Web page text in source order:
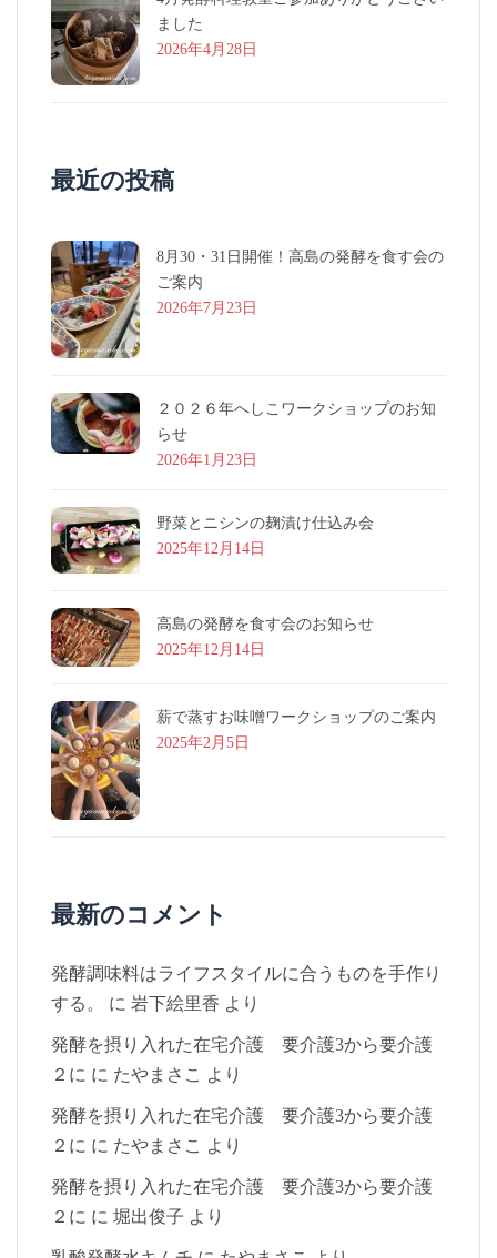
ました
2026年4月28日
最近の投稿
8月30・31日開催！高島の発酵を食す会の
ご案内
2026年7月23日
２０２６年へしこワークショップのお知
らせ
2026年1月23日
野菜とニシンの麹漬け仕込み会
2025年12月14日
高島の発酵を食す会のお知らせ
2025年12月14日
薪で蒸すお味噌ワークショップのご案内
2025年2月5日
最新のコメント
発酵調味料はライフスタイルに合うものを手作り
する。
に 岩下絵里香 より
発酵を摂り入れた在宅介護 要介護3から要介護
２に に たやまさこ より
発酵を摂り入れた在宅介護 要介護3から要介護
２に に たやまさこ より
発酵を摂り入れた在宅介護 要介護3から要介護
２に に 堀出俊子 より